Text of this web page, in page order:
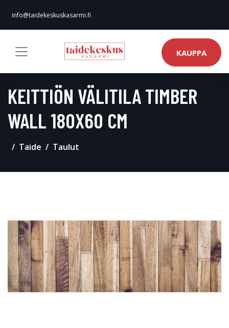
info@taidekeskuskasarmi.fi
KAUPPA
KEITTIÖN VÄLITILA TIMBER
WALL 180X60 CM
Taide Taulut